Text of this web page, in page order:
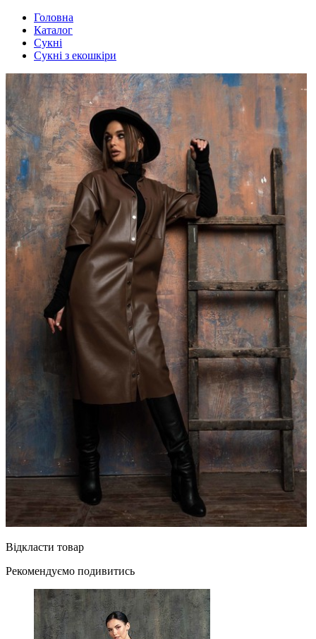
Головна
Каталог
Сукні
Сукні з екошкіри
Відкласти товар
Рекомендуємо подивитись